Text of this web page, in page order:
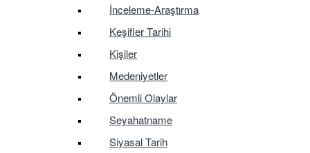
İnceleme-Araştırma
Keşifler Tarihi
Kişiler
Medeniyetler
Önemli Olaylar
Seyahatname
Siyasal Tarih